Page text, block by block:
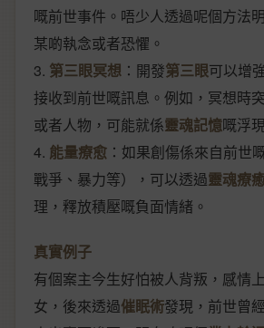
嘅前世事件。唔少人透過呢個方法
某啲執念或者恐懼。
3. 第三眼冥想 ：開發第三眼可以增
接收到前世嘅訊息。例如，冥想時
或者人物，可能就係靈魂記憶嘅浮
4. 能量療愈 ：如果創傷係來自前世
戰爭、暴力等），可以透過靈魂療
理，釋放積壓嘅負面情緒。
真實例子
有個案主今生好怕被人背叛，感情
女，後來透過催眠術發現，前世曾